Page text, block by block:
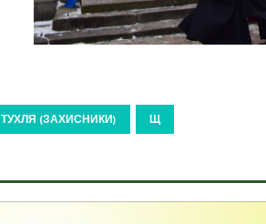
ТУХЛЯ (ЗАХИСНИКИ) Щ